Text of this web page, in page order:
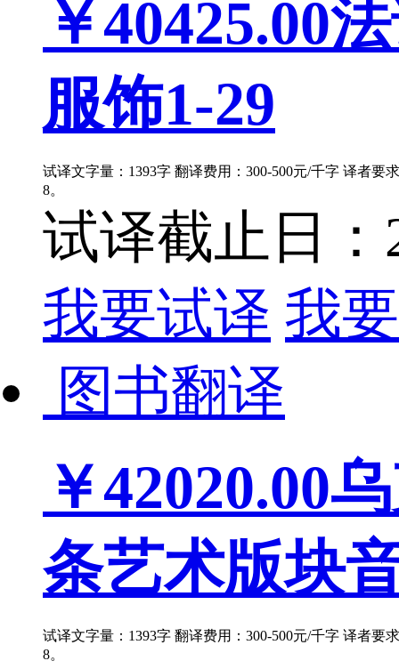
￥40425.00
服饰1-29
试译文字量：1393字 翻译费用：300-500元/千字 译者要
8。
试译截止日：
我要试译 我
图书翻译
￥42020.00
条艺术版块
试译文字量：1393字 翻译费用：300-500元/千字 译者要
8。